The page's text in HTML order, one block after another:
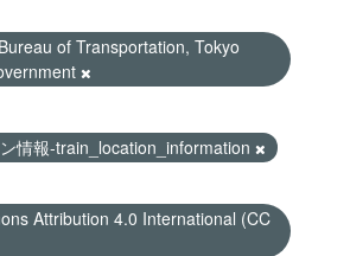
of Transportation, Tokyo
情報-train_location_information
Attribution 4.0 International (CC